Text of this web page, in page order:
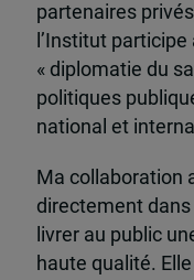
partenaires
l’Institut
« diplomatie du
politiques
national et
Ma collaboration
directement dans
livrer au public
haute qualité.